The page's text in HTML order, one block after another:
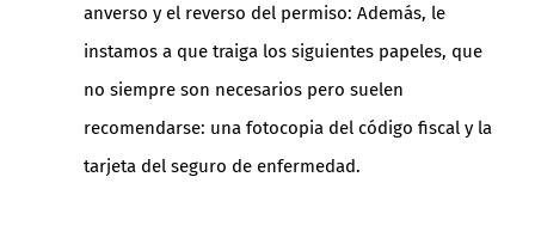
anverso y el reverso del permiso: Además, le
instamos a que traiga los siguientes papeles, que
no siempre son necesarios pero suelen
recomendarse: una fotocopia del código fiscal y la
tarjeta del seguro de enfermedad.